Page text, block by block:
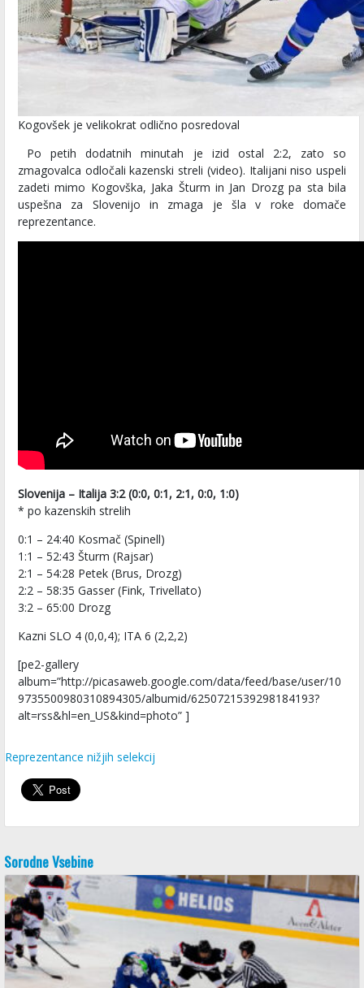
Kogovšek je velikokrat odlično posredoval
Po petih dodatnih minutah je izid ostal 2:2, zato so
zmagovalca odločali kazenski streli (video). Italijani niso uspeli
zadeti mimo Kogovška, Jaka Šturm in Jan Drozg pa sta bila
uspešna za Slovenijo in zmaga je šla v roke domače
reprezentance.
Slovenija – Italija 3:2 (0:0, 0:1, 2:1, 0:0, 1:0)
* po kazenskih strelih
0:1 – 24:40 Kosmač (Spinell)
1:1 – 52:43 Šturm (Rajsar)
2:1 – 54:28 Petek (Brus, Drozg)
2:2 – 58:35 Gasser (Fink, Trivellato)
3:2 – 65:00 Drozg
Kazni SLO 4 (0,0,4); ITA 6 (2,2,2)
[pe2-gallery
album=”http://picasaweb.google.com/data/feed/base/user/10
9735500980310894305/albumid/6250721539298184193?
alt=rss&hl=en_US&kind=photo” ]
Reprezentance nižjih selekcij
Sorodne Vsebine